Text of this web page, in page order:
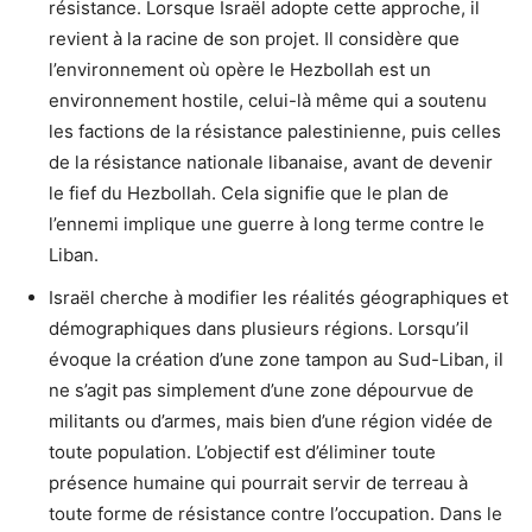
résistance. Lorsque Israël adopte cette approche, il
revient à la racine de son projet. Il considère que
l’environnement où opère le Hezbollah est un
environnement hostile, celui-là même qui a soutenu
les factions de la résistance palestinienne, puis celles
de la résistance nationale libanaise, avant de devenir
le fief du Hezbollah. Cela signifie que le plan de
l’ennemi implique une guerre à long terme contre le
Liban.
Israël cherche à modifier les réalités géographiques et
démographiques dans plusieurs régions. Lorsqu’il
évoque la création d’une zone tampon au Sud-Liban, il
ne s’agit pas simplement d’une zone dépourvue de
militants ou d’armes, mais bien d’une région vidée de
toute population. L’objectif est d’éliminer toute
présence humaine qui pourrait servir de terreau à
toute forme de résistance contre l’occupation. Dans le